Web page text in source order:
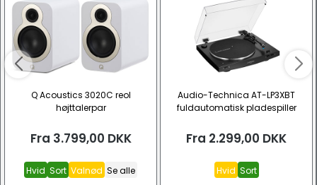
Q Acoustics 3020C reol
højttalerpar
Fra 3.799,00 DKK
Hvid Sort Valnød Se alle
Audio-Technica AT-LP3XBT
fuldautomatisk pladespiller
Fra 2.299,00 DKK
Hvid Sort